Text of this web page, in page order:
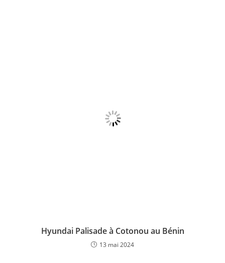
Hyundai Palisade à Cotonou au Bénin
13 mai 2024